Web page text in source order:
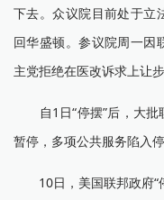
下去。众议院目前处于立
回华盛顿。参议院周一因
主党拒绝在医改诉求上让
自1日“停摆”后，大批
暂停，多项公共服务陷入停
10日，美国联邦政府“